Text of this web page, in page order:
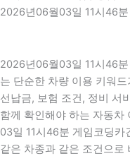
2026년06월03일 11시46분
2026년06월03일 11시46
는 단순한 차량 이용 키워
선납금, 보험 조건, 정비 서
함께 확인해야 하는 자동
03일 11시46분 게임코딩
같은 차종과 같은 조건으로